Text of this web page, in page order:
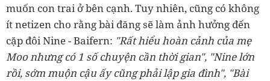
muốn con trai ở bên cạnh. Tuy nhiên, cũng có không
ít netizen cho rằng bài đăng sẽ làm ảnh hưởng đến
cặp đôi Nine - Baifern: "Rất hiểu hoàn cảnh của mẹ
Moo nhưng có 1 số chuyện cần thời gian", "Nine lớn
rồi, sớm muộn cậu ấy cũng phải lập gia đình", "Bài